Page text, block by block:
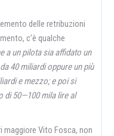
delle retribuzioni
c’è qualche
a un pilota sia affidato un
40 miliardi oppure un più
e mezzo; e poi si
di 50—100 mila lire al
Vito Fosca, non